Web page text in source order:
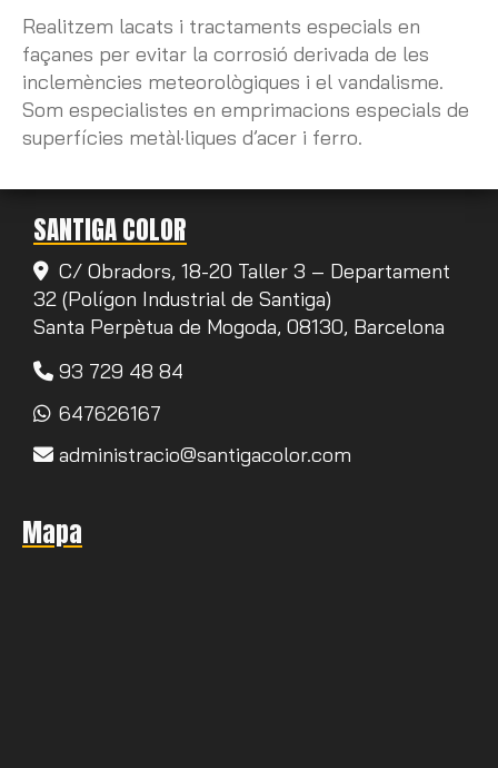
Realitzem lacats i tractaments especials en
façanes per evitar la corrosió derivada de les
inclemències meteorològiques i el vandalisme.
Som especialistes en emprimacions especials de
superfícies metàl·liques d’acer i ferro.
SANTIGA COLOR
C/ Obradors, 18-20 Taller 3 – Departament
32 (Polígon Industrial de Santiga)
Santa Perpètua de Mogoda, 08130, Barcelona
93 729 48 84
647626167
administracio
santigacolor.com
Mapa